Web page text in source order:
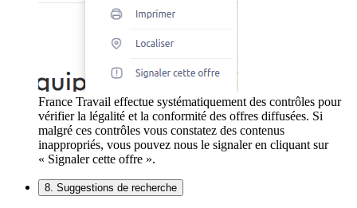
France Travail effectue systématiquement des contrôles pour
vérifier la légalité et la conformité des offres diffusées. Si
malgré ces contrôles vous constatez des contenus
inappropriés, vous pouvez nous le signaler en cliquant sur
« Signaler cette offre ».
8. Suggestions de recherche